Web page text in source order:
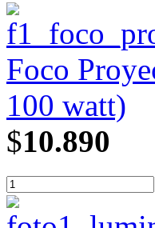
Foco
100 watt)
$10.890